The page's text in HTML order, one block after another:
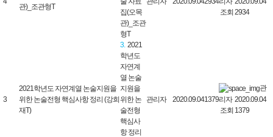
관)_조관형T
집(오목
관)_조관
형T
조회 2934
3
2021학년도 자연계열 논술지원을
위한 논술전형 핵심사항 정리 (강희
재T)
3.2021
학년도
자연계
열 논술
지원을
위한 논
술전형
핵심사
항 정리
관리자 2020.09.041379
관
리자 2020.09.04
조회 1379